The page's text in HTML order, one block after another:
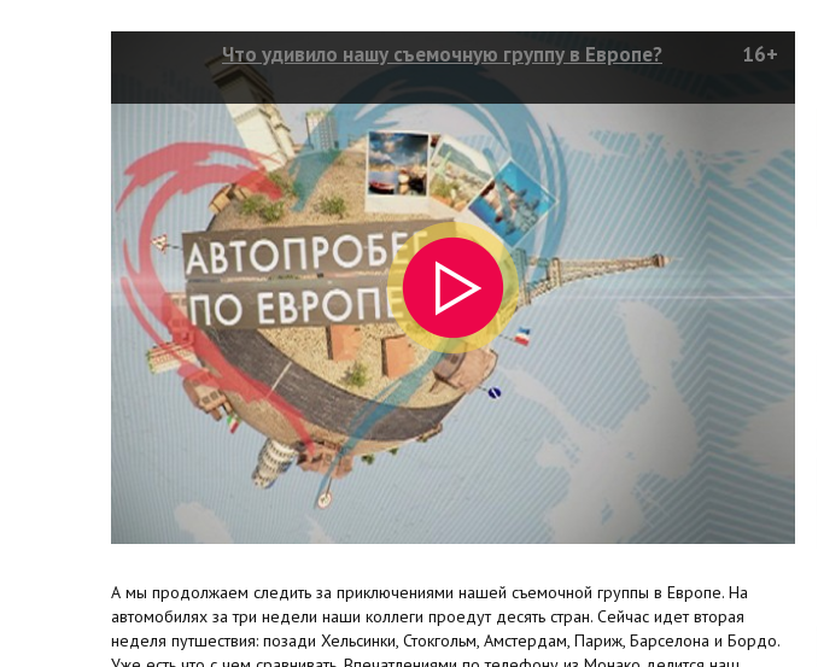
Что удивило нашу съемочную группу в Европе? 16+
А мы продолжаем следить за приключениями нашей съемочной группы в Европе. На
автомобилях за три недели наши коллеги проедут десять стран. Сейчас идет вторая
неделя путшествия: позади Хельсинки, Стокгольм, Амстердам, Париж, Барселона и Бордо.